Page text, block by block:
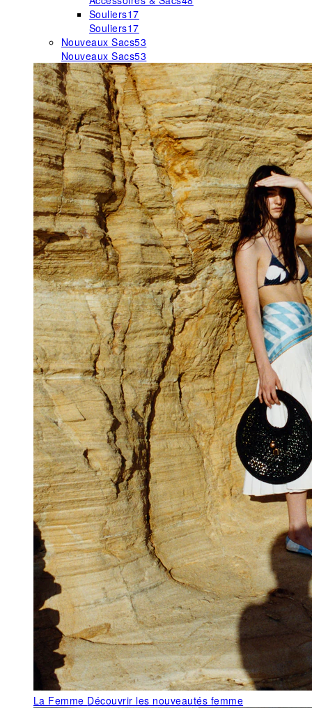
Souliers17
Souliers17
Nouveaux Sacs53
Nouveaux Sacs53
La Femme Découvrir les nouveautés femme